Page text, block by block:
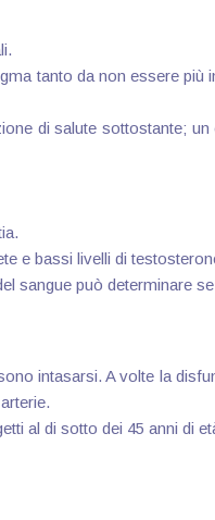
tanto da non essere più
di salute sottostante;
e bassi livelli di
sangue può determinare
intasarsi. A volte la
al di sotto dei 45 anni di